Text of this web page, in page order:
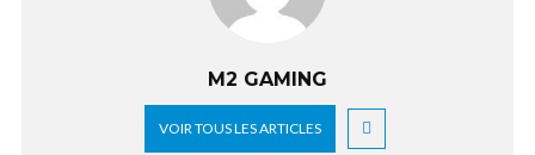
M2 GAMING
VOIR TOUS LES ARTICLES